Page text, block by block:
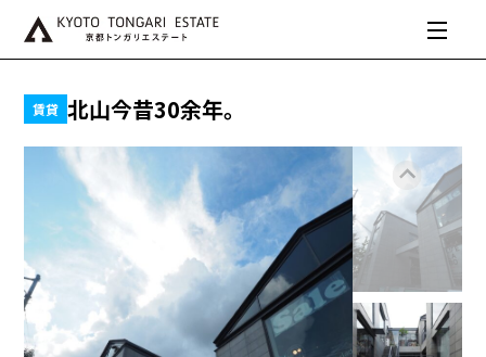
賃貸 北山今昔30余年。